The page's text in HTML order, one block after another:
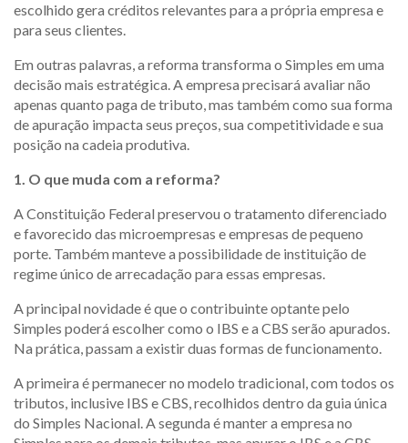
escolhido gera créditos relevantes para a própria empresa e
para seus clientes.
Em outras palavras, a reforma transforma o Simples em uma
decisão mais estratégica. A empresa precisará avaliar não
apenas quanto paga de tributo, mas também como sua forma
de apuração impacta seus preços, sua competitividade e sua
posição na cadeia produtiva.
1. O que muda com a reforma?
A Constituição Federal preservou o tratamento diferenciado
e favorecido das microempresas e empresas de pequeno
porte. Também manteve a possibilidade de instituição de
regime único de arrecadação para essas empresas.
A principal novidade é que o contribuinte optante pelo
Simples poderá escolher como o IBS e a CBS serão apurados.
Na prática, passam a existir duas formas de funcionamento.
A primeira é permanecer no modelo tradicional, com todos os
tributos, inclusive IBS e CBS, recolhidos dentro da guia única
do Simples Nacional. A segunda é manter a empresa no